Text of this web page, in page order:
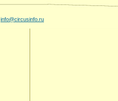
info@circusinfo.ru